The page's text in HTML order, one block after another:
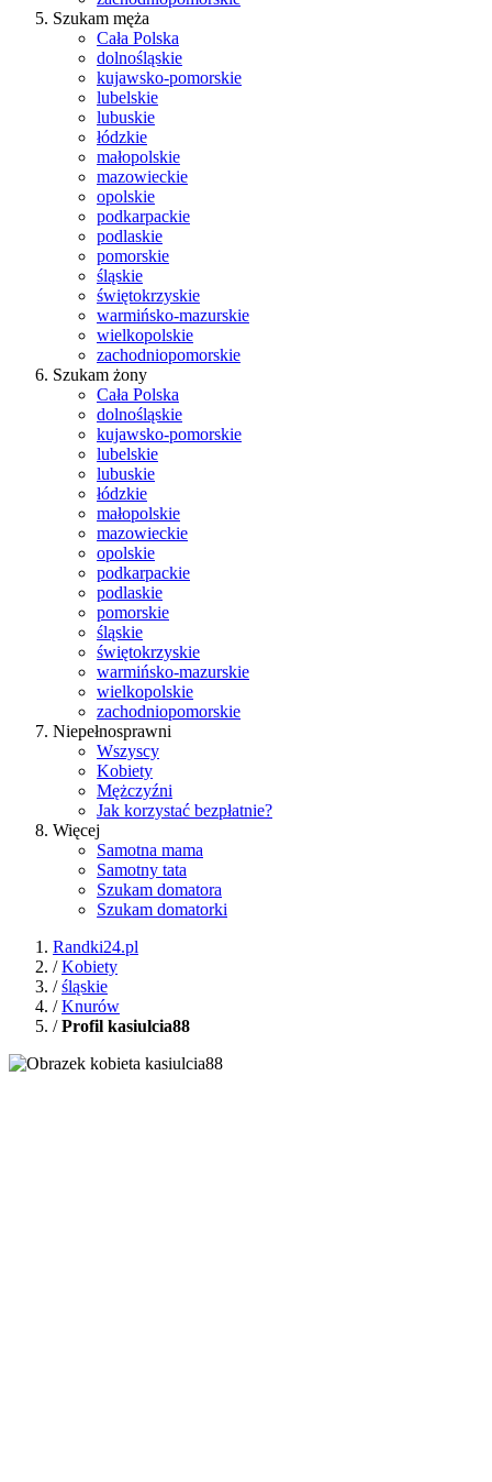
Szukam męża
Cała Polska
dolnośląskie
kujawsko-pomorskie
lubelskie
lubuskie
łódzkie
małopolskie
mazowieckie
opolskie
podkarpackie
podlaskie
pomorskie
śląskie
świętokrzyskie
warmińsko-mazurskie
wielkopolskie
zachodniopomorskie
Szukam żony
Cała Polska
dolnośląskie
kujawsko-pomorskie
lubelskie
lubuskie
łódzkie
małopolskie
mazowieckie
opolskie
podkarpackie
podlaskie
pomorskie
śląskie
świętokrzyskie
warmińsko-mazurskie
wielkopolskie
zachodniopomorskie
Niepełnosprawni
Wszyscy
Kobiety
Mężczyźni
Jak korzystać bezpłatnie?
Więcej
Samotna mama
Samotny tata
Szukam domatora
Szukam domatorki
Randki24.pl
/Kobiety
/śląskie
/Knurów
/Profil kasiulcia88